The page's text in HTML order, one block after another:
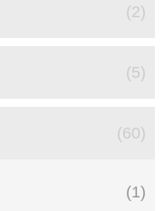
(2)
(5)
(60)
(1)